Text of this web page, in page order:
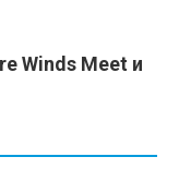
Winds Meet и